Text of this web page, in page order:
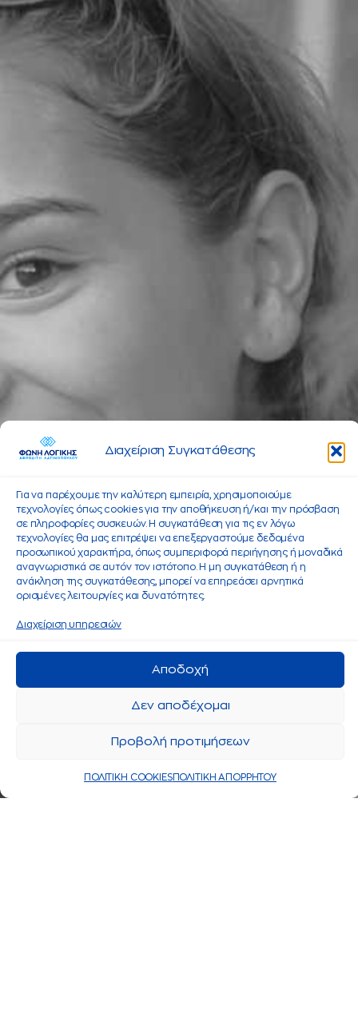
Διαχείριση Συγκατάθεσης
Για να παρέχουμε την καλύτερη εμπειρία, χρησιμοποιούμε
τεχνολογίες όπως cookies για την αποθήκευση ή/και την πρόσβαση
σε πληροφορίες συσκευών. Η συγκατάθεση για τις εν λόγω
τεχνολογίες θα μας επιτρέψει να επεξεργαστούμε δεδομένα
προσωπικού χαρακτήρα, όπως συμπεριφορά περιήγησης ή μοναδικά
αναγνωριστικά σε αυτόν τον ιστότοπο. Η μη συγκατάθεση ή η
ανάκληση της συγκατάθεσης, μπορεί να επηρεάσει αρνητικά
ορισμένες λειτουργίες και δυνατότητες.
Διαχείριση υπηρεσιών
Αποδοχή
Δεν αποδέχομαι
Προβολή προτιμήσεων
ΠΟΛΙΤΙΚΗ COOKIESΠΟΛΙΤΙΚΗ ΑΠΟΡΡΗΤΟΥ